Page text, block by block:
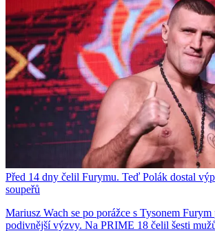
Před 14 dny čelil Furymu. Teď Polák dostal
soupeřů
Mariusz Wach se po porážce s Tysonem Furym
podivnější výzvy. Na PRIME 18 čelil šesti